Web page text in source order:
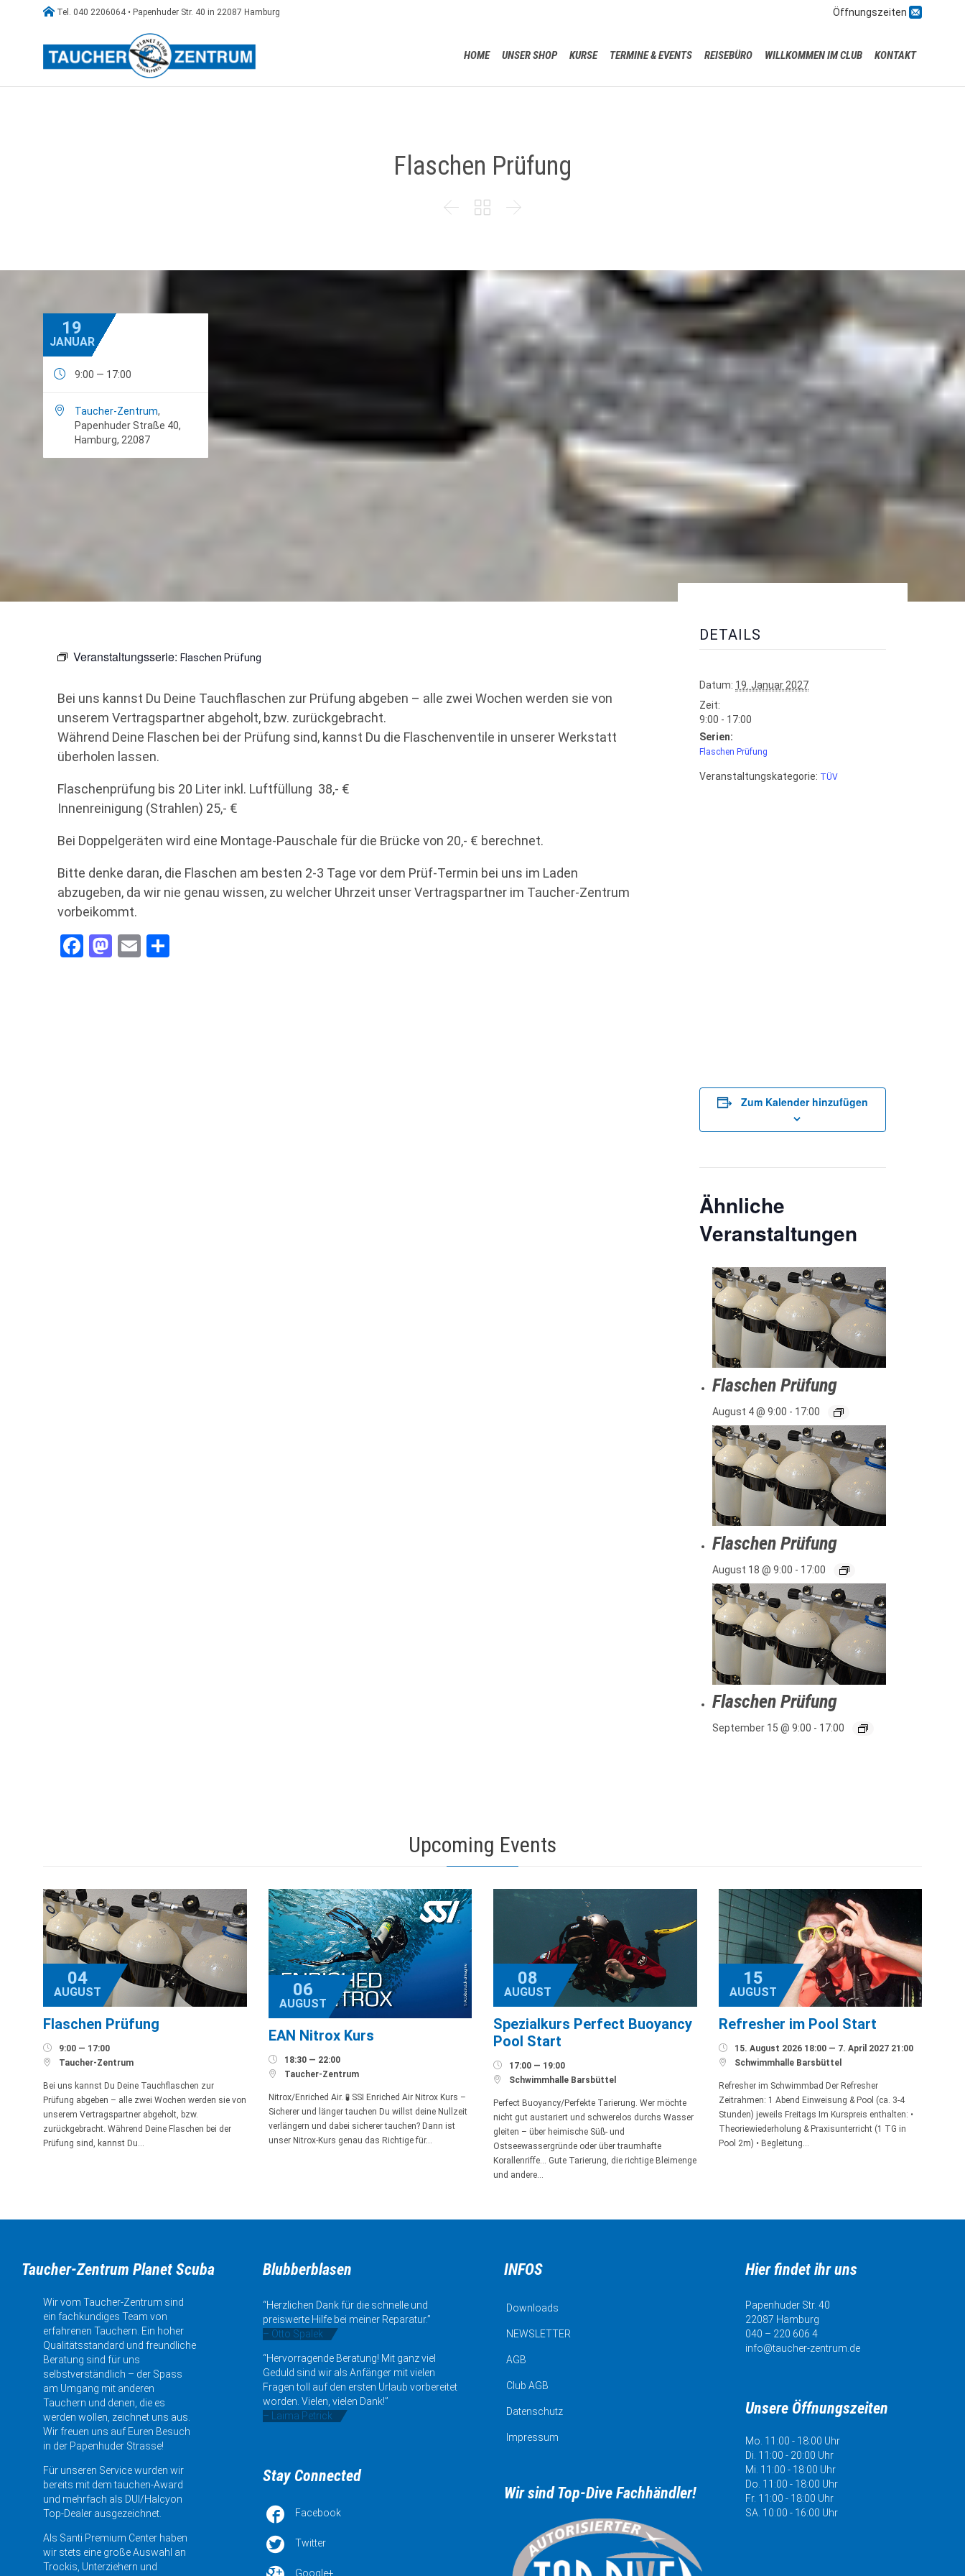
 Tel. 040 2206064 • Papenhuder Str. 40 in 22087 Hamburg Öffnungszeiten 
HOME UNSER SHOP KURSE TERMINE & EVENTS REISEBÜRO WILLKOMMEN IM CLUB KONTAKT
Flaschen Prüfung
  
19
JANUAR
 9:00 — 17:00
 Taucher-Zentrum,
Papenhuder Straße 40,
Hamburg, 22087
Veranstaltungsserie: Flaschen Prüfung
Bei uns kannst Du Deine Tauchflaschen zur Prüfung abgeben – alle zwei Wochen werden sie von
unserem Vertragspartner abgeholt, bzw. zurückgebracht.
Während Deine Flaschen bei der Prüfung sind, kannst Du die Flaschenventile in unserer Werkstatt
überholen lassen.
Flaschenprüfung bis 20 Liter inkl. Luftfüllung 38,- €
Innenreinigung (Strahlen) 25,- €
Bei Doppelgeräten wird eine Montage-Pauschale für die Brücke von 20,- € berechnet.
Bitte denke daran, die Flaschen am besten 2-3 Tage vor dem Prüf-Termin bei uns im Laden
abzugeben, da wir nie genau wissen, zu welcher Uhrzeit unser Vertragspartner im Taucher-Zentrum
vorbeikommt.
Facebook
Mastodon
Email
DETAILS
Datum: 19. Januar 2027
Zeit:
9:00 - 17:00
Serien:
Flaschen Prüfung
Veranstaltungskategorie: TÜV
Zum Kalender hinzufügen
Ähnliche
Veranstaltungen
Flaschen Prüfung
August 4 @ 9:00 - 17:00
Flaschen Prüfung
August 18 @ 9:00 - 17:00
Flaschen Prüfung
September 15 @ 9:00 - 17:00
Upcoming Events
04
AUGUST
Flaschen Prüfung
 9:00 — 17:00
 Taucher-Zentrum
Bei uns kannst Du Deine Tauchflaschen zur
Prüfung abgeben – alle zwei Wochen werden sie von
unserem Vertragspartner abgeholt, bzw.
zurückgebracht. Während Deine Flaschen bei der
Prüfung sind, kannst Du…
06
AUGUST
EAN Nitrox Kurs
 18:30 — 22:00
 Taucher-Zentrum
Nitrox/Enriched Air. 🧪 SSI Enriched Air Nitrox Kurs –
Sicherer und länger tauchen Du willst deine Nullzeit
verlängern und dabei sicherer tauchen? Dann ist
unser Nitrox-Kurs genau das Richtige für…
08
AUGUST
Spezialkurs Perfect Buoyancy
Pool Start
 17:00 — 19:00
 Schwimmhalle Barsbüttel
Perfect Buoyancy/Perfekte Tarierung. Wer möchte
nicht gut austariert und schwerelos durchs Wasser
gleiten – über heimische Süß- und
Ostseewassergründe oder über traumhafte
Korallenriffe… Gute Tarierung, die richtige Bleimenge
und andere…
15
AUGUST
Refresher im Pool Start
 15. August 2026 18:00 — 7. April 2027 21:00
 Schwimmhalle Barsbüttel
Refresher im Schwimmbad Der Refresher
Zeitrahmen: 1 Abend Einweisung & Pool (ca. 3-4
Stunden) jeweils Freitags Im Kurspreis enthalten: •
Theoriewiederholung & Praxisunterricht (1 TG in
Pool 2m) • Begleitung…
Taucher-Zentrum Planet Scuba
Wir vom Taucher-Zentrum sind
ein fachkundiges Team von
erfahrenen Tauchern. Ein hoher
Qualitätsstandard und freundliche
Beratung sind für uns
selbstverständlich – der Spass
am Umgang mit anderen
Tauchern und denen, die es
werden wollen, zeichnet uns aus.
Wir freuen uns auf Euren Besuch
in der Papenhuder Strasse!
Für unseren Service wurden wir
bereits mit dem tauchen-Award
und mehrfach als DUI/Halcyon
Top-Dealer ausgezeichnet.
Als Santi Premium Center haben
wir stets eine große Auswahl an
Trockis, Unterziehern und
Blubberblasen
“Herzlichen Dank für die schnelle und
preiswerte Hilfe bei meiner Reparatur.”
– Otto Spalek
“Hervorragende Beratung! Mit ganz viel
Geduld sind wir als Anfänger mit vielen
Fragen toll auf den ersten Urlaub vorbereitet
worden. Vielen, vielen Dank!”
– Laima Petrick
Stay Connected
 Facebook
 Twitter
Google+
INFOS
Downloads
NEWSLETTER
AGB
Club AGB
Datenschutz
Impressum
Wir sind Top-Dive Fachhändler!
Hier findet ihr uns
Papenhuder Str. 40
22087 Hamburg
040 – 220 606 4
info@taucher-zentrum.de
Unsere Öffnungszeiten
Mo. 11:00 - 18:00 Uhr
Di. 11:00 - 20:00 Uhr
Mi. 11:00 - 18:00 Uhr
Do. 11:00 - 18:00 Uhr
Fr. 11:00 - 18:00 Uhr
SA. 10:00 - 16:00 Uhr